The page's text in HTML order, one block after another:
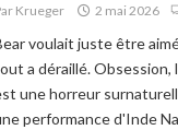
Krueger 2 mai 2026
voulait juste être
a déraillé. Obsession,
une horreur
performance d'Inde